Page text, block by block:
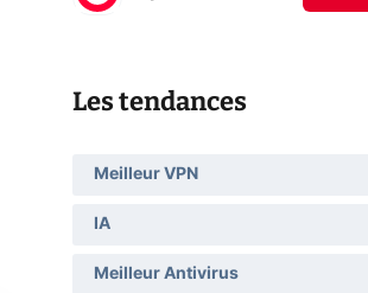
Les tendances
Meilleur VPN
IA
Meilleur Antivirus